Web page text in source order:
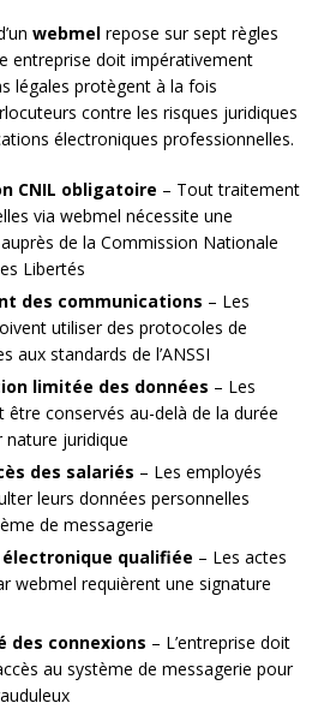
webmel repose sur sept règles
entreprise doit impérativement
légales protègent à la fois
contre les risques juridiques
électroniques professionnelles.
CNIL obligatoire – Tout traitement
via webmel nécessite une
de la Commission Nationale
Libertés
des communications – Les
utiliser des protocoles de
aux standards de l’ANSSI
limitée des données – Les
être conservés au-delà de la durée
nature juridique
des salariés – Les employés
leurs données personnelles
de messagerie
électronique qualifiée – Les actes
webmel requièrent une signature
des connexions – L’entreprise doit
au système de messagerie pour